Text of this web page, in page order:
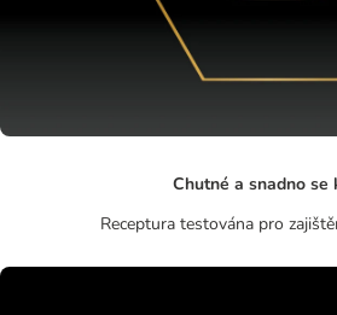
Chutné a snadno se
Receptura testována pro